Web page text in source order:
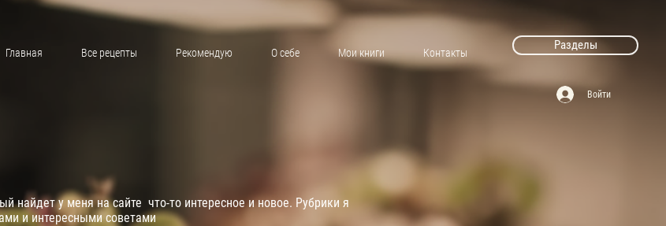
Главная Все рецепты Рекомендую О себе Мои книги Контакты
Разделы
Войти
у меня на сайте что-то интересное и новое. Рубрики я
и интересными советами